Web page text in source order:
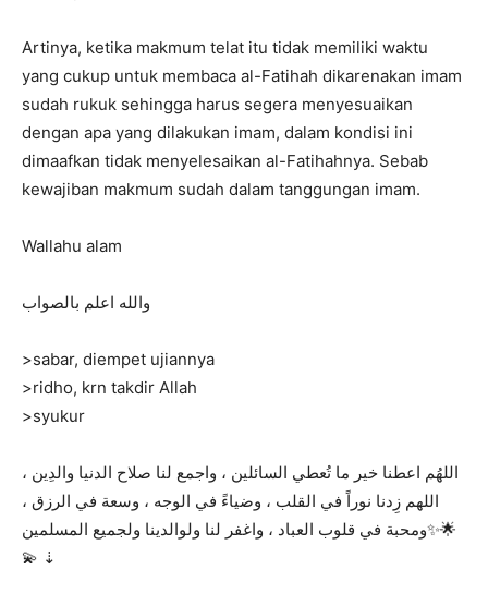
Artinya, ketika makmum telat itu tidak memiliki waktu
yang cukup untuk membaca al-Fatihah dikarenakan imam
sudah rukuk sehingga harus segera menyesuaikan
dengan apa yang dilakukan imam, dalam kondisi ini
dimaafkan tidak menyelesaikan al-Fatihahnya. Sebab
kewajiban makmum sudah dalam tanggungan imam.
Wallahu alam
والله اعلم بالصواب
>sabar, diempet ujiannya
>ridho, krn takdir Allah
>syukur
‏اللهُم اعطنا خير ما تُعطي السائلين ، واجمع لنا صلاح الدنيا والدِين ،
اللهم زِدنا نوراً في القلب ، وضياءً في الوجه ، وسعة في الرزق ،
ومحبة في قلوب العباد ، واغفر لنا ولوالدينا ولجميع المسلمين‏✨🌟
💫 ⇣